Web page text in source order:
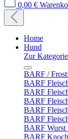
0,00 €
Home
Hund
Zur
BARF /
BARF
BARF
BARF
BARF
BARF
BARF Wurst
BARF